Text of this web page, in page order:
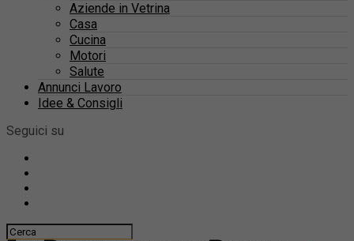
Aziende in Vetrina
Casa
Cucina
Motori
Salute
Annunci Lavoro
Idee & Consigli
Seguici su